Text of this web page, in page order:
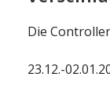
Die
23.12.-